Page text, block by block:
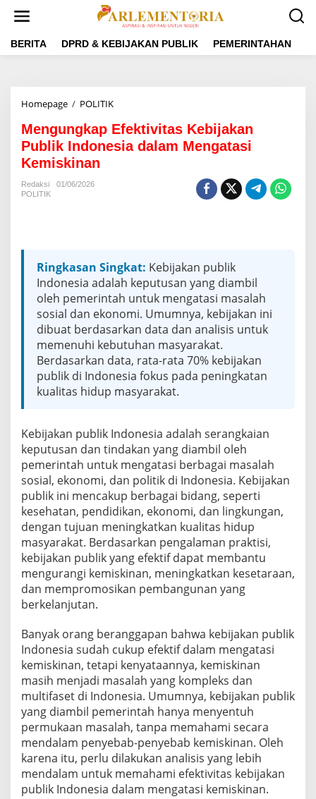
t
BERITA DPRD & KEBIJAKAN PUBLIK PEMERINTAHAN
Homepage / POLITIK
n
g
u
k
t
i
v
i
t
a
s
e
b
a
k
a
n
P
u
b
l
i
k
I
n
d
s
i
a
a
l
a
m
M
e
n
g
a
Mengungkap Efektivitas Kebijakan
Publik Indonesia dalam Mengatasi
Kemiskinan
Redaksi
01/06/2026
POLITIK
Ringkasan Singkat: Kebijakan publik
Indonesia adalah keputusan yang diambil
oleh pemerintah untuk mengatasi masalah
sosial dan ekonomi. Umumnya, kebijakan ini
dibuat berdasarkan data dan analisis untuk
memenuhi kebutuhan masyarakat.
Berdasarkan data, rata-rata 70% kebijakan
publik di Indonesia fokus pada peningkatan
kualitas hidup masyarakat.
Kebijakan publik Indonesia adalah serangkaian
keputusan dan tindakan yang diambil oleh
pemerintah untuk mengatasi berbagai masalah
sosial, ekonomi, dan politik di Indonesia. Kebijakan
publik ini mencakup berbagai bidang, seperti
kesehatan, pendidikan, ekonomi, dan lingkungan,
dengan tujuan meningkatkan kualitas hidup
masyarakat. Berdasarkan pengalaman praktisi,
kebijakan publik yang efektif dapat membantu
mengurangi kemiskinan, meningkatkan kesetaraan,
dan mempromosikan pembangunan yang
berkelanjutan.
Banyak orang beranggapan bahwa kebijakan publik
Indonesia sudah cukup efektif dalam mengatasi
kemiskinan, tetapi kenyataannya, kemiskinan
masih menjadi masalah yang kompleks dan
multifaset di Indonesia. Umumnya, kebijakan publik
yang diambil pemerintah hanya menyentuh
permukaan masalah, tanpa memahami secara
mendalam penyebab-penyebab kemiskinan. Oleh
karena itu, perlu dilakukan analisis yang lebih
mendalam untuk memahami efektivitas kebijakan
publik Indonesia dalam mengatasi kemiskinan.